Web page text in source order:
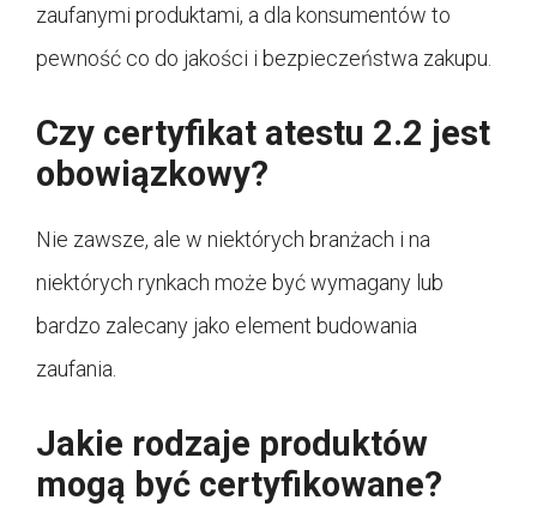
zaufanymi produktami, a dla konsumentów to
pewność co do jakości i bezpieczeństwa zakupu.
Czy certyfikat atestu 2.2 jest
obowiązkowy?
Nie zawsze, ale w niektórych branżach i na
niektórych rynkach może być wymagany lub
bardzo zalecany jako element budowania
zaufania.
Jakie rodzaje produktów
mogą być certyfikowane?